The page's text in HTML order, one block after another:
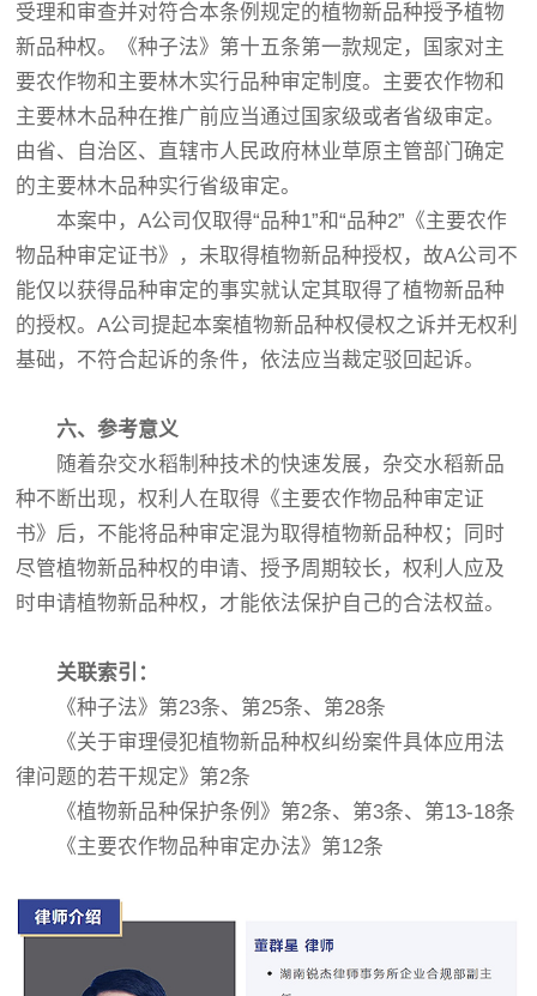
受理和审查并对符合本条例规定的植物新品种授予植物
新品种权。《种子法》第十五条第一款规定，国家对主
要农作物和主要林木实行品种审定制度。主要农作物和
主要林木品种在推广前应当通过国家级或者省级审定。
由省、自治区、直辖市人民政府林业草原主管部门确定
的主要林木品种实行省级审定。
本案中，A公司仅取得“品种1”和“品种2”《主要农作
物品种审定证书》，未取得植物新品种授权，故A公司不
能仅以获得品种审定的事实就认定其取得了植物新品种
的授权。A公司提起本案植物新品种权侵权之诉并无权利
基础，不符合起诉的条件，依法应当裁定驳回起诉。
六、参考意义
随着杂交水稻制种技术的快速发展，杂交水稻新品
种不断出现，权利人在取得《主要农作物品种审定证
书》后，不能将品种审定混为取得植物新品种权；同时
尽管植物新品种权的申请、授予周期较长，权利人应及
时申请植物新品种权，才能依法保护自己的合法权益。
关联索引：
《种子法》第23条、第25条、第28条
《关于审理侵犯植物新品种权纠纷案件具体应用法
律问题的若干规定》第2条
《植物新品种保护条例》第2条、第3条、第13-18条
《主要农作物品种审定办法》第12条